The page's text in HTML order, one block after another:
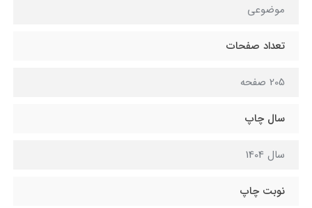
موضوعی
تعداد صفحات
205 صفحه
سال چاپ
سال 1404
نوبت چاپ